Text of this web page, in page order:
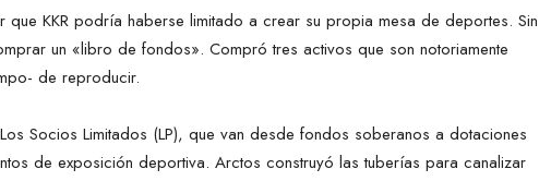
que KKR podría haberse limitado a crear su propia mesa de deportes. Sin
un «libro de fondos». Compró tres activos que son notoriamente
de reproducir.
Los Socios Limitados (LP), que van desde fondos soberanos a dotaciones
de exposición deportiva. Arctos construyó las tuberías para canalizar